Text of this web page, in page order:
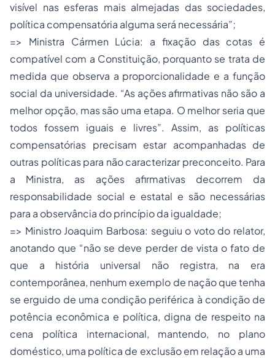
visível nas esferas mais almejadas das sociedades,
política compensatória alguma será necessária”;
=> Ministra Cármen Lúcia: a fixação das cotas é
compatível com a Constituição, porquanto se trata de
medida que observa a proporcionalidade e a função
social da universidade. “As ações afirmativas não são a
melhor opção, mas são uma etapa. O melhor seria que
todos fossem iguais e livres”. Assim, as políticas
compensatórias precisam estar acompanhadas de
outras políticas para não caracterizar preconceito. Para
a Ministra, as ações afirmativas decorrem da
responsabilidade social e estatal e são necessárias
para a observância do princípio da igualdade;
=> Ministro Joaquim Barbosa: seguiu o voto do relator,
anotando que “não se deve perder de vista o fato de
que a história universal não registra, na era
contemporânea, nenhum exemplo de nação que tenha
se erguido de uma condição periférica à condição de
potência econômica e política, digna de respeito na
cena política internacional, mantendo, no plano
doméstico, uma política de exclusão em relação a uma